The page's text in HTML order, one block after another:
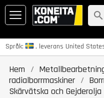
Språk: , leverans United
search
Hem
radialborrmaskiner
Skärvätska och Gejderolja